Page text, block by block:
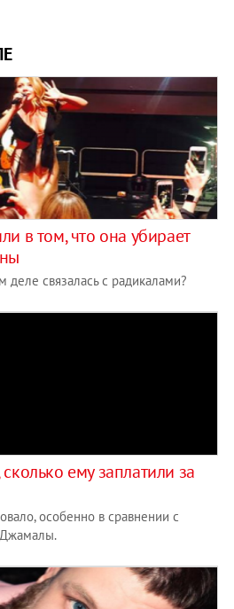
в том, что она убирает
связалась с радикалами?
ему заплатили за
особенно в сравнении с